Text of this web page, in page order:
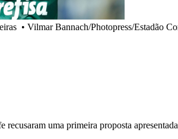
• Vilmar Bannach/Photopress/Estadão
recusaram uma primeira proposta